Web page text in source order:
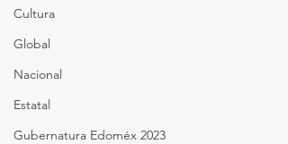
Cultura
Global
Nacional
Estatal
Gubernatura Edoméx 2023